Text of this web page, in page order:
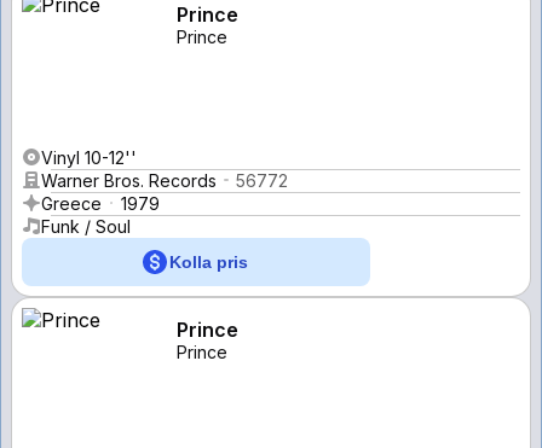
Prince
Prince
Vinyl 10-12''
Warner Bros. Records
56772
Greece
1979
Funk / Soul
Kolla pris
Prince
Prince